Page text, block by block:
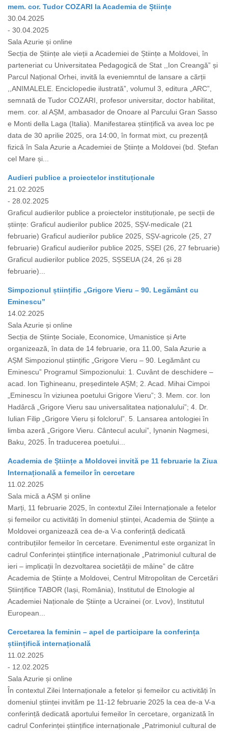
mem. cor. Tudor COZARI la Academia de Științe
30.04.2025
- 30.04.2025
Sala Azurie și online
Secția de Științe ale vieții a Academiei de Științe a Moldovei, în
parteneriat cu Universitatea Pedagogică de Stat ,,Ion Creangă” și
Parcul Național Orhei, invită la eveniemntul de lansare a cărții
,,ANIMALELE. Enciclopedie ilustrată”, volumul 3, editura „ARC”,
semnată de Tudor COZARI, profesor universitar, doctor habilitat,
mem. cor. al AȘM, ambasador de Onoare al Parcului Gran Sasso
e Monti della Laga (Italia). Manifestarea științifică va avea loc pe
data de 30 aprilie 2025, ora 14:00, în format mixt, cu prezență
fizică în Sala Azurie a Academiei de Științe a Moldovei (bd. Ștefan
cel Mare și...
Audieri publice a proiectelor instituționale
21.02.2025
- 28.02.2025
Graficul audierilor publice a proiectelor instituționale, pe secții de
științe: Graficul audierilor publice 2025, SȘV-medicale (21
februarie) Graficul audierilor publice 2025, SȘV-agricole (25, 27
februarie) Graficul audierilor publice 2025, SȘEI (26, 27 februarie)
Graficul audierilor publice 2025, SȘSEUA (24, 26 și 28
februarie)...
Simpozionul științific „Grigore Vieru – 90. Legământ cu
Eminescu”
14.02.2025
Sala Azurie și online
Secția de Științe Sociale, Economice, Umanistice și Arte
organizează, în data de 14 februarie, ora 11.00, Sala Azurie a
AȘM Simpozionul științific „Grigore Vieru – 90. Legământ cu
Eminescu” Programul Simpozionului: 1. Cuvânt de deschidere –
acad. Ion Tighineanu, președintele AȘM; 2. Acad. Mihai Cimpoi
„Eminescu în viziunea poetului Grigore Vieru”; 3. Mem. cor. Ion
Hadârcă „Grigore Vieru sau universalitatea naționalului”; 4. Dr.
Iulian Filip „Grigore Vieru și folclorul”. 5. Lansarea antologiei în
limba azeră „Grigore Vieru. Cântecul acului”, Iynǝnin Nǝgmesi,
Baku, 2025. În traducerea poetului...
Academia de Științe a Moldovei invită pe 11 februarie la Ziua
Internațională a femeilor în cercetare
11.02.2025
Sala mică a AȘM și online
Marți, 11 februarie 2025, în contextul Zilei Internaționale a fetelor
și femeilor cu activități în domeniul științei, Academia de Științe a
Moldovei organizează cea de-a V-a conferință dedicată
contribuțiilor femeilor în cercetare. Evenimentul este organizat în
cadrul Conferinței științifice internaționale „Patrimoniul cultural de
ieri – implicații în dezvoltarea societății de mâine” de către
Academia de Științe a Moldovei, Centrul Mitropolitan de Cercetări
Științifice TABOR (Iași, România), Institutul de Etnologie al
Academiei Naționale de Științe a Ucrainei (or. Lvov), Institutul
European...
Cercetarea la feminin – apel de participare la conferința
științifică internațională
11.02.2025
- 12.02.2025
Sala Azurie și online
În contextul Zilei Internaționale a fetelor și femeilor cu activități în
domeniul științei invităm pe 11-12 februarie 2025 la cea de-a V-a
conferință dedicată aportului femeilor în cercetare, organizată în
cadrul Conferinței științifice internaționale „Patrimoniul cultural de